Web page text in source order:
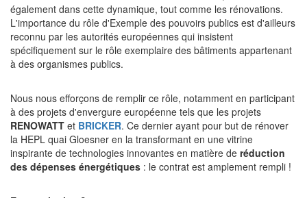
également dans cette dynamique, tout comme les rénovations.
L'importance du rôle d'Exemple des pouvoirs publics est d'ailleurs
reconnu par les autorités européennes qui insistent
spécifiquement sur le rôle exemplaire des bâtiments appartenant
à des organismes publics.
Nous nous efforçons de remplir ce rôle, notamment en participant
à des projets d'envergure européenne tels que les projets
RENOWATT et BRICKER. Ce dernier ayant pour but de rénover
la HEPL quai Gloesner en la transformant en une vitrine
inspirante de technologies innovantes en matière de réduction
des dépenses énergétiques : le contrat est amplement rempli !